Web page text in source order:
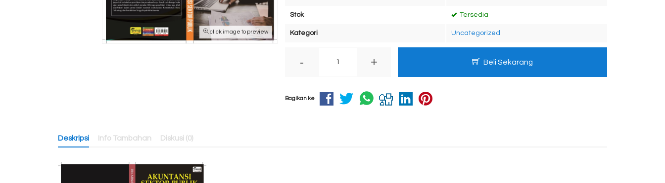
click image to preview
Stok Tersedia
Kategori Uncategorized
- + Beli Sekarang
Bagikan ke
Deskripsi Info Tambahan Diskusi (0)